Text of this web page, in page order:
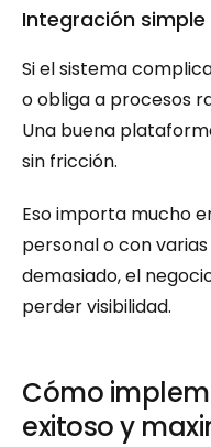
Integración
Si el sistema
o obliga a procesos
Una buena
sin fricción.
Eso importa mucho
personal o con
demasiado, el
perder visibilidad.
Cómo
exitoso y